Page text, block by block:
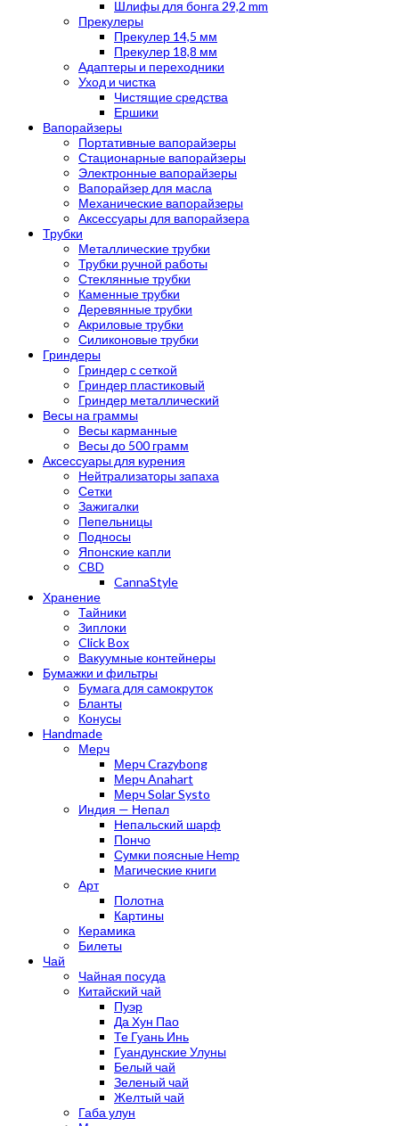
Шлифы для бонга 29,2 mm
Прекулеры
Прекулер 14,5 мм
Прекулер 18,8 мм
Адаптеры и переходники
Уход и чистка
Чистящие средства
Ершики
Вапорайзеры
Портативные вапорайзеры
Стационарные вапорайзеры
Электронные вапорайзеры
Вапорайзер для масла
Механические вапорайзеры
Аксессуары для вапорайзера
Трубки
Металлические трубки
Трубки ручной работы
Стеклянные трубки
Каменные трубки
Деревянные трубки
Акриловые трубки
Силиконовые трубки
Гриндеры
Гриндер с сеткой
Гриндер пластиковый
Гриндер металлический
Весы на граммы
Весы карманные
Весы до 500 грамм
Аксессуары для курения
Нейтрализаторы запаха
Сетки
Зажигалки
Пепельницы
Подносы
Японские капли
CBD
CannaStyle
Хранение
Тайники
Зиплоки
Click Box
Вакуумные контейнеры
Бумажки и фильтры
Бумага для самокруток
Бланты
Конусы
Handmade
Мерч
Мерч Crazybong
Мерч Anahart
Мерч Solar Systo
Индия — Непал
Непальский шарф
Пончо
Сумки поясные Hemp
Магические книги
Арт
Полотна
Картины
Керамика
Билеты
Чай
Чайная посуда
Китайский чай
Пуэр
Да Хун Пао
Те Гуань Инь
Гуандунские Улуны
Белый чай
Зеленый чай
Желтый чай
Габа улун